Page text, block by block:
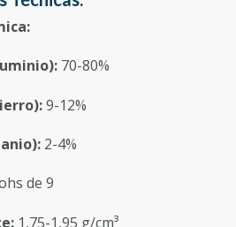
70-80%
9-12%
2-4%
de 9
1,75-1,95 g/cm³